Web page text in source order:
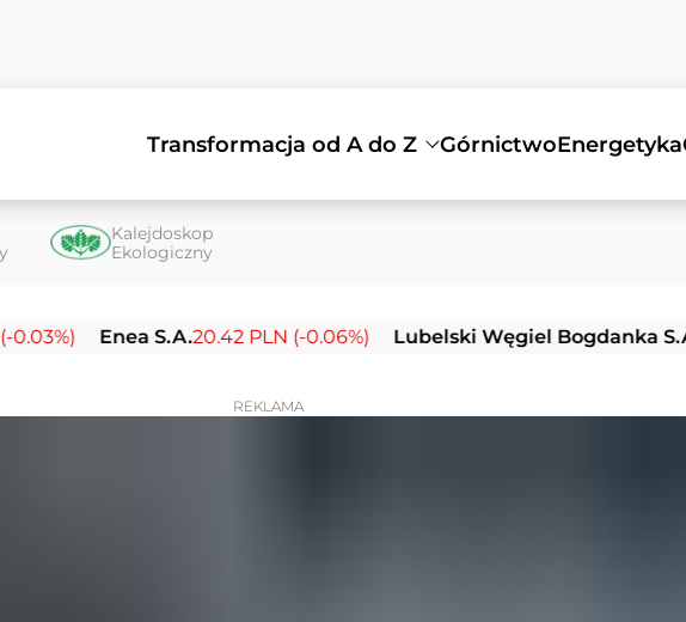
Transformacja od A do Z GórnictwoEnergetyka
Kalejdoskop
Ekologiczny
Enea S.A.20.42 PLN (-0.06%) Lubelski Węgiel Bogdanka S.A.
REKLAMA